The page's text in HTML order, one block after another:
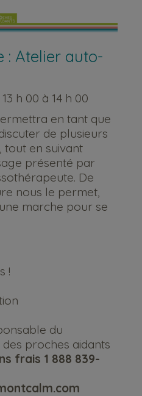
: Atelier auto-
13 h 00 à 14 h 00
en tant que
de plusieurs
tout en suivant
présenté par
De
nous le permet,
marche pour se
!
du
proches aidants
frais 1 888 839-